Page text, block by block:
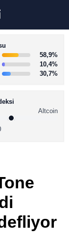
58,9%
10,4%
30,7%
Altcoin